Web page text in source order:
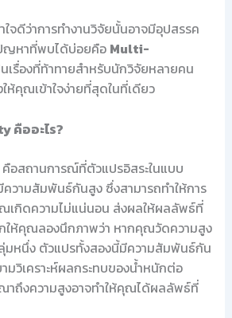
จดีว่าการทำงานวิจัยนั้นอาจมีอุปสรรค
ญหาที่พบได้บ่อยคือ Multi-
เรื่องที่ท้าทายสำหรับนักวิจัยหลายคน
ห้คุณเข้าใจง่ายที่สุดในที่เดียว
คืออะไร?
สถานการณ์ที่ตัวแปรอิสระในแบบ
วามสัมพันธ์กันสูง ซึ่งสามารถทำให้การ
เกิดความไม่แน่นอน ส่งผลให้ผลลัพธ์ที่
ให้คุณลองนึกภาพว่า หากคุณวัดความสูง
มหนึ่ง ตัวแปรทั้งสองนี้มีความสัมพันธ์กัน
มวิเคราะห์ผลกระทบของน้ำหนักต่อ
าถึงความสูงอาจทำให้คุณได้ผลลัพธ์ที่